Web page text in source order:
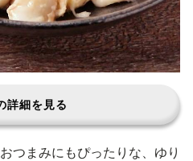
詳細を見る
つまみにもぴったりな、ゆり